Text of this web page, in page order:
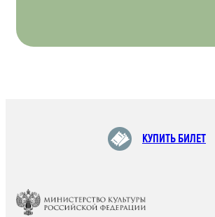
КУПИТЬ БИЛЕТ